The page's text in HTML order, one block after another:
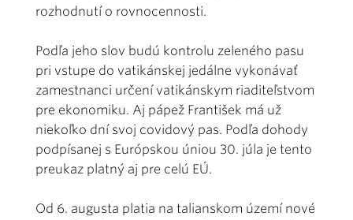
rozhodnutí o rovnocennosti.
Podľa jeho slov budú kontrolu zeleného pasu
pri vstupe do vatikánskej jedálne vykonávať
zamestnanci určení vatikánskym riaditeľstvom
pre ekonomiku. Aj pápež František má už
niekoľko dní svoj covidový pas. Podľa dohody
podpísanej s Európskou úniou 30. júla je tento
preukaz platný aj pre celú EÚ.
Od 6. augusta platia na talianskom území nové